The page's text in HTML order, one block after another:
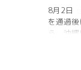
8月2日
を通過
ら、沖